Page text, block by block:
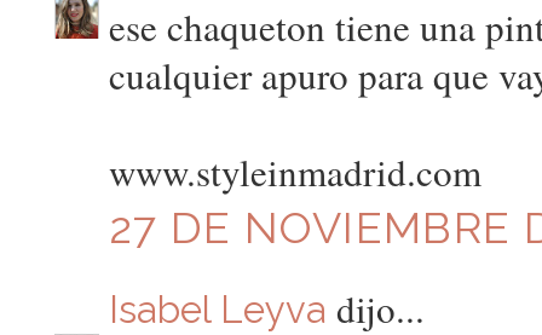
ese chaqueton tiene una
cualquier apuro para que
www.styleinmadrid.com
27 DE NOVIEMBRE
Isabel Leyva dijo...